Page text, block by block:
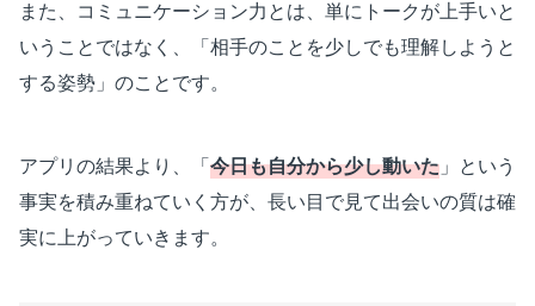
また、コミュニケーション力とは、単にトークが上手いと
いうことではなく、「相手のことを少しでも理解しようと
する姿勢」のことです。
アプリの結果より、「今日も自分から少し動いた 」という
事実を積み重ねていく方が、長い目で見て出会いの質は確
実に上がっていきます。